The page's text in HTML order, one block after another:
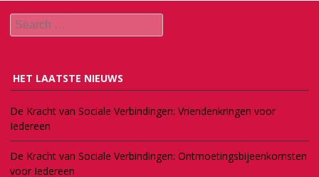
Search
HET LAATSTE NIEUWS
De Kracht van Sociale Verbindingen: Vriendenkringen voor
Iedereen
De Kracht van Sociale Verbindingen: Ontmoetingsbijeenkomsten
voor Iedereen